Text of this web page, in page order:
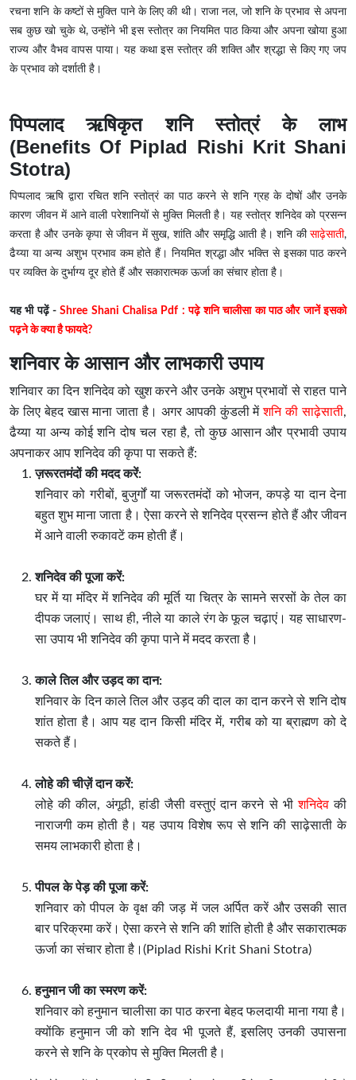
रचना शनि के कष्टों से मुक्ति पाने के लिए की थी। राजा नल, जो शनि के प्रभाव से अपना
सब कुछ खो चुके थे, उन्होंने भी इस स्तोत्र का नियमित पाठ किया और अपना खोया हुआ
राज्य और वैभव वापस पाया। यह कथा इस स्तोत्र की शक्ति और श्रद्धा से किए गए जप
के प्रभाव को दर्शाती है।
पिप्पलाद ऋषिकृत शनि स्तोत्रं के लाभ
(Benefits Of Piplad Rishi Krit Shani
Stotra)
पिप्पलाद ऋषि द्वारा रचित शनि स्तोत्रं का पाठ करने से शनि ग्रह के दोषों और उनके
कारण जीवन में आने वाली परेशानियों से मुक्ति मिलती है। यह स्तोत्र शनिदेव को प्रसन्न
करता है और उनके कृपा से जीवन में सुख, शांति और समृद्धि आती है। शनि की साढ़ेसाती,
ढैय्या या अन्य अशुभ प्रभाव कम होते हैं। नियमित श्रद्धा और भक्ति से इसका पाठ करने
पर व्यक्ति के दुर्भाग्य दूर होते हैं और सकारात्मक ऊर्जा का संचार होता है।
यह भी पढ़ें -Shree Shani Chalisa Pdf : पढ़े शनि चालीसा का पाठ और जानें इसको
पढ़ने के क्या है फायदे?
शनिवार के आसान और लाभकारी उपाय
शनिवार का दिन शनिदेव को खुश करने और उनके अशुभ प्रभावों से राहत पाने
के लिए बेहद खास माना जाता है। अगर आपकी कुंडली मेंशनि की साढ़ेसाती,
ढैय्या या अन्य कोई शनि दोष चल रहा है, तो कुछ आसान और प्रभावी उपाय
अपनाकर आप शनिदेव की कृपा पा सकते हैं:
ज़रूरतमंदों की मदद करें:
शनिवार को गरीबों, बुजुर्गों या जरूरतमंदों को भोजन, कपड़े या दान देना
बहुत शुभ माना जाता है। ऐसा करने से शनिदेव प्रसन्न होते हैं और जीवन
में आने वाली रुकावटें कम होती हैं।
शनिदेव की पूजा करें:
घर में या मंदिर में शनिदेव की मूर्ति या चित्र के सामने सरसों के तेल का
दीपक जलाएं। साथ ही, नीले या काले रंग के फूल चढ़ाएं। यह साधारण-
सा उपाय भी शनिदेव की कृपा पाने में मदद करता है।
काले तिल और उड़द का दान:
शनिवार के दिन काले तिल और उड़द की दाल का दान करने से शनि दोष
शांत होता है। आप यह दान किसी मंदिर में, गरीब को या ब्राह्मण को दे
सकते हैं।
लोहे की चीज़ें दान करें:
लोहे की कील, अंगूठी, हांडी जैसी वस्तुएं दान करने से भीशनिदेवकी
नाराजगी कम होती है। यह उपाय विशेष रूप से शनि की साढ़ेसाती के
समय लाभकारी होता है।
पीपल के पेड़ की पूजा करें:
शनिवार को पीपल के वृक्ष की जड़ में जल अर्पित करें और उसकी सात
बार परिक्रमा करें। ऐसा करने से शनि की शांति होती है और सकारात्मक
ऊर्जा का संचार होता है।(Piplad Rishi Krit Shani Stotra)
हनुमान जी का स्मरण करें:
शनिवार को हनुमान चालीसा का पाठ करना बेहद फलदायी माना गया है।
क्योंकि हनुमान जी को शनि देव भी पूजते हैं, इसलिए उनकी उपासना
करने से शनि के प्रकोप से मुक्ति मिलती है।